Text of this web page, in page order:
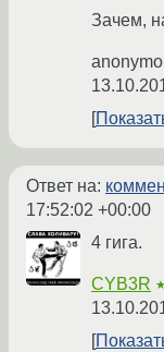
Зачем,
Ответ на:
17:52:02 +00:00
4 гига.
CYB3R